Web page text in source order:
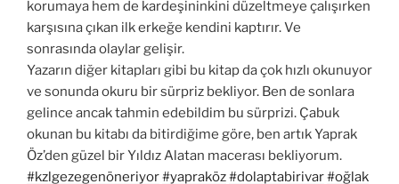
korumaya hem de kardeşininkini düzeltmeye çalışırken
karşısına çıkan ilk erkeğe kendini kaptırır. Ve
sonrasında olaylar gelişir.
Yazarın diğer kitapları gibi bu kitap da çok hızlı okunuyor
ve sonunda okuru bir sürpriz bekliyor. Ben de sonlara
gelince ancak tahmin edebildim bu sürprizi. Çabuk
okunan bu kitabı da bitirdiğime göre, ben artık Yaprak
Öz’den güzel bir Yıldız Alatan macerası bekliyorum.
#kzlgezegenöneriyor#yapraköz#dolaptabirivar#oğlak